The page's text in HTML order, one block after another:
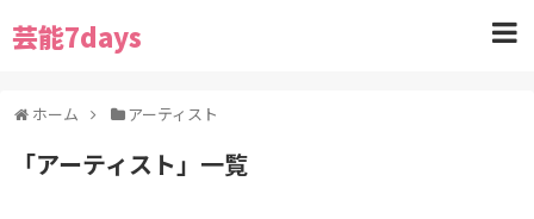
芸能7days
ホーム アーティスト
「アーティスト」 一覧